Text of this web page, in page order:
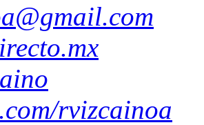
rvizcainoa